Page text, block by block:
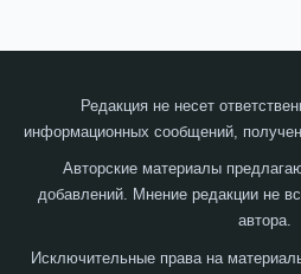
Редакция не несет
информационных сообщений,
Авторские материалы
добавлений. Мнение редакции не
автора.
Исключительные права на